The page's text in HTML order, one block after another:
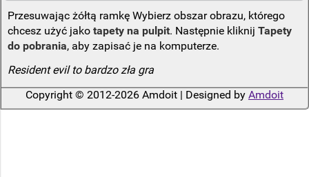
Przesuwając żółtą ramkę Wybierz obszar obrazu, którego
chcesz użyć jako tapety na pulpit. Następnie kliknij Tapety
do pobrania, aby zapisać je na komputerze.
Resident evil to bardzo zła gra
Copyright © 2012-2026 Amdoit | Designed by Amdoit